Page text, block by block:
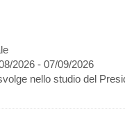
2026 - 07/09/2026
nello studio del